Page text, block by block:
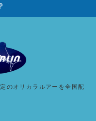
のオリカラルアーを全国配